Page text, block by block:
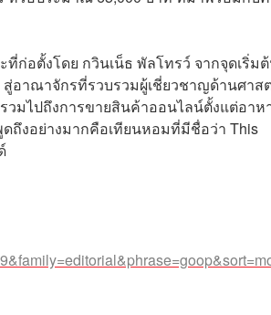
ก่อตั้งโดย กวินเน็ธ พัลโทรว์ จากจุดเริ่ม
สู่อาณาจักรที่รวบรวมผู้เชี่ยวชาญด้านศาส
มไปถึงการขายสินค้าออนไลน์ตั้งแต่อาห
ถึงอย่างมากคือเทียนหอมที่มีชื่อว่า This